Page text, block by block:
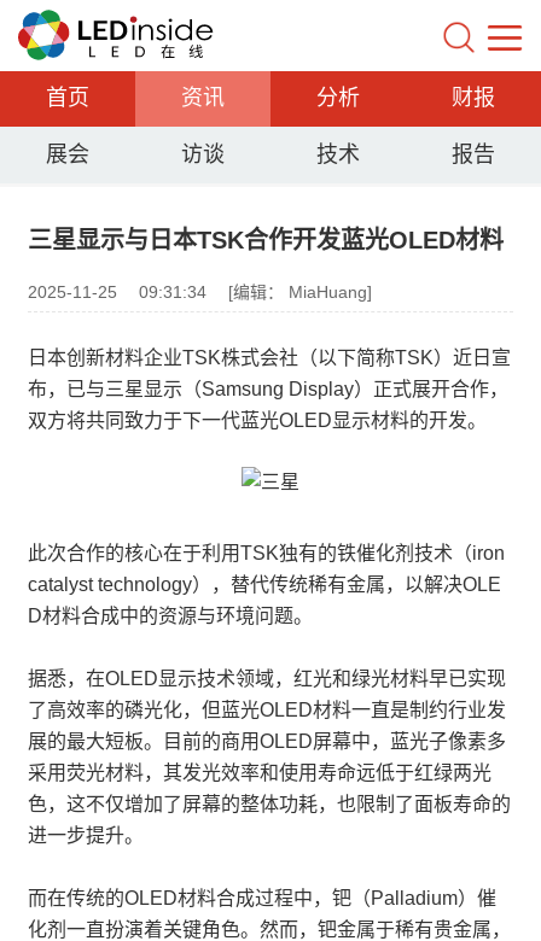
首页 资讯 分析 财报
展会 访谈 技术 报告
三星显示与日本TSK合作开发蓝光OLED材料
2025-11-25 09:31:34 [编辑： MiaHuang]
日本创新材料企业TSK株式会社（以下简称TSK）近日宣
布，已与三星显示（Samsung Display）正式展开合作，
双方将共同致力于下一代蓝光OLED显示材料的开发。
此次合作的核心在于利用TSK独有的铁催化剂技术（iron
catalyst technology），替代传统稀有金属，以解决OLE
D材料合成中的资源与环境问题。
据悉，在OLED显示技术领域，红光和绿光材料早已实现
了高效率的磷光化，但蓝光OLED材料一直是制约行业发
展的最大短板。目前的商用OLED屏幕中，蓝光子像素多
采用荧光材料，其发光效率和使用寿命远低于红绿两光
色，这不仅增加了屏幕的整体功耗，也限制了面板寿命的
进一步提升。
而在传统的OLED材料合成过程中，钯（Palladium）催
化剂一直扮演着关键角色。然而，钯金属于稀有贵金属，